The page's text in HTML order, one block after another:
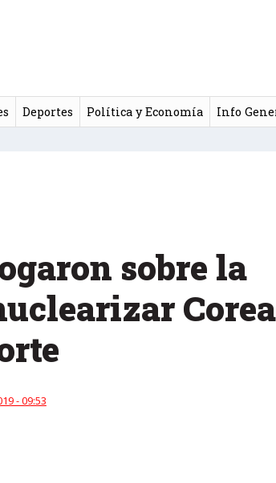
Deportes Política y Economía Info
sobre la
Corea
- 09:53